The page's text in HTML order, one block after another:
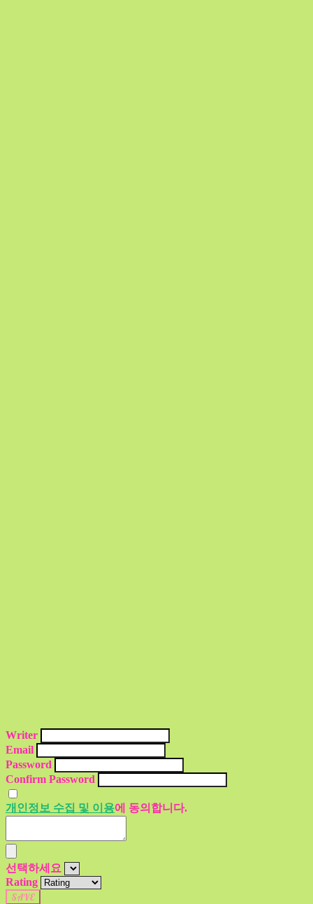
Writer
Email
Password
Confirm Password
개인정보 수집 및 이용에 동의합니다.
선택하세요
Rating
SAVE